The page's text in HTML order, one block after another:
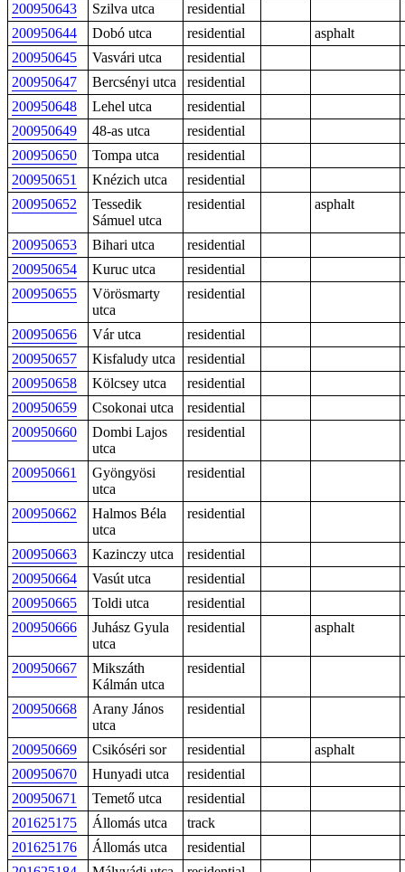
200950643 Szilva utca
residential
200950644
Dobó utca residential
asphalt
200950645
Vasvári utca
residential
200950647
Bercsényi utca
residential
200950648
Lehel utca
residential
200950649
48-as utca
residential
200950650
Tompa utca
residential
200950651
Knézich utca
residential
200950652
Tessedik
Sámuel utca
residential asphalt
200950653 Bihari utca
residential
200950654
Kuruc utca
residential
200950655
Vörösmarty
utca
residential
200950656 Vár utca
residential
200950657
Kisfaludy utca
residential
200950658
Kölcsey utca
residential
200950659
Csokonai utca
residential
200950660
Dombi Lajos
utca
residential
200950661
Gyöngyösi
utca
residential
200950662
Halmos Béla
utca
residential
200950663 Kazinczy utca
residential
200950664
Vasút utca
residential
200950665
Toldi utca
residential
200950666
Juhász Gyula
utca
residential asphalt
200950667
Mikszáth
Kálmán utca
residential
200950668
Arany János
utca
residential
200950669 Csikóséri sor residential
asphalt
200950670
Hunyadi utca
residential
200950671
Temető utca
residential
201625175
Állomás utca
track
201625176
Állomás utca
residential